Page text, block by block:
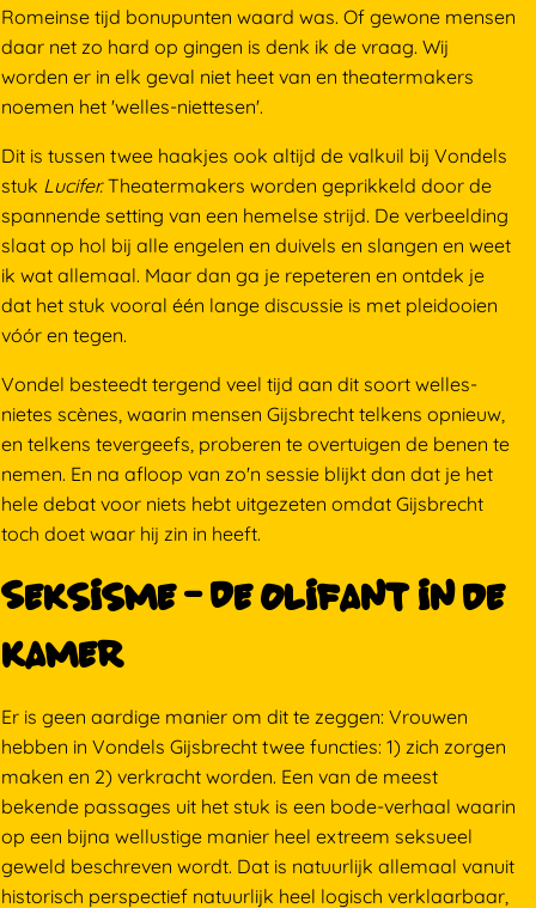
Romeinse tijd bonupunten waard was. Of gewone mensen
daar net zo hard op gingen is denk ik de vraag. Wij
worden er in elk geval niet heet van en theatermakers
noemen het 'welles-niettesen'.
Dit is tussen twee haakjes ook altijd de valkuil bij Vondels
stuk Lucifer.Theatermakers worden geprikkeld door de
spannende setting van een hemelse strijd. De verbeelding
slaat op hol bij alle engelen en duivels en slangen en weet
ik wat allemaal. Maar dan ga je repeteren en ontdek je
dat het stuk vooral één lange discussie is met pleidooien
vóór en tegen.
Vondel besteedt tergend veel tijd aan dit soort welles-
nietes scènes, waarin mensen Gijsbrecht telkens opnieuw,
en telkens tevergeefs, proberen te overtuigen de benen te
nemen. En na afloop van zo'n sessie blijkt dan dat je het
hele debat voor niets hebt uitgezeten omdat Gijsbrecht
toch doet waar hij zin in heeft.
Seksisme - De olifant in de
kamer
Er is geen aardige manier om dit te zeggen: Vrouwen
hebben in Vondels Gijsbrecht twee functies: 1) zich zorgen
maken en 2) verkracht worden. Een van de meest
bekende passages uit het stuk is een bode-verhaal waarin
op een bijna wellustige manier heel extreem seksueel
geweld beschreven wordt. Dat is natuurlijk allemaal vanuit
historisch perspectief natuurlijk heel logisch verklaarbaar,